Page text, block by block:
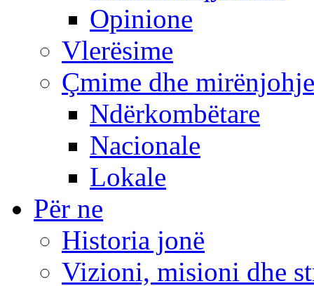
Opinione
Vlerësime
Çmime dhe mirënjohje
Ndërkombëtare
Nacionale
Lokale
Për ne
Historia jonë
Vizioni, misioni dhe